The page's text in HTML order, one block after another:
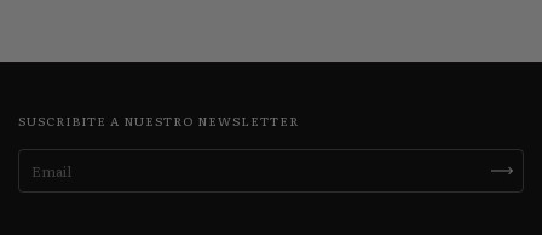
SUSCRIBITE A NUESTRO NEWSLETTER